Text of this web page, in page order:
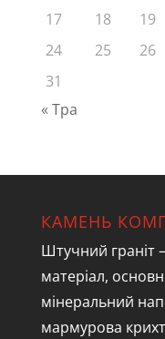
17
18 19
24
25 26
31
« Тра
КАМЕНЬ
Штучний граніт
матеріал,
мінеральний
мармурова